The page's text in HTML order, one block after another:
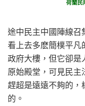
荷蘭民
途中民主中國陣線召
看上去多麽簡樸平凡
政府大樓，但它卻是
原始殿堂，可見民主
趕超是遠遠不夠的，
的。